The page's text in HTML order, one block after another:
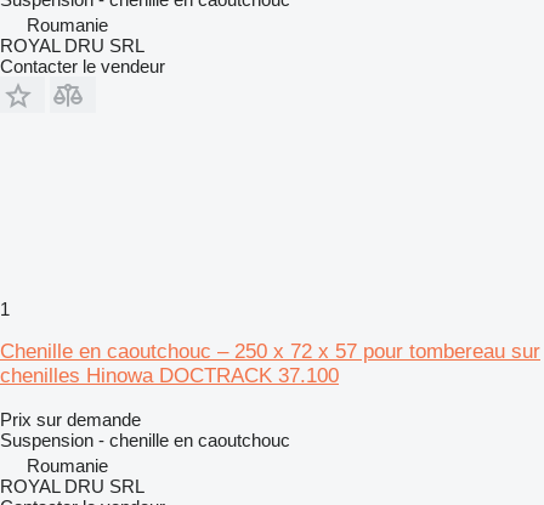
Roumanie
ROYAL DRU SRL
Contacter le vendeur
1
Chenille en caoutchouc – 250 x 72 x 57 pour tombereau sur
chenilles Hinowa DOCTRACK 37.100
Prix sur demande
Suspension - chenille en caoutchouc
Roumanie
ROYAL DRU SRL